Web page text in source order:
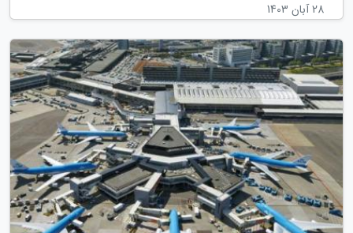
28 آبان 1403